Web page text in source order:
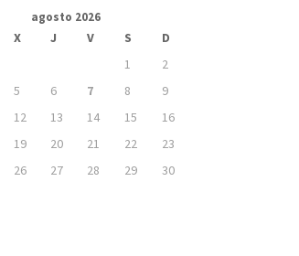
agosto 2026
X J V S
D
1
2
5 6 7 8
9
12 13 14 15
16
19 20 21 22
23
26 27 28 29
30